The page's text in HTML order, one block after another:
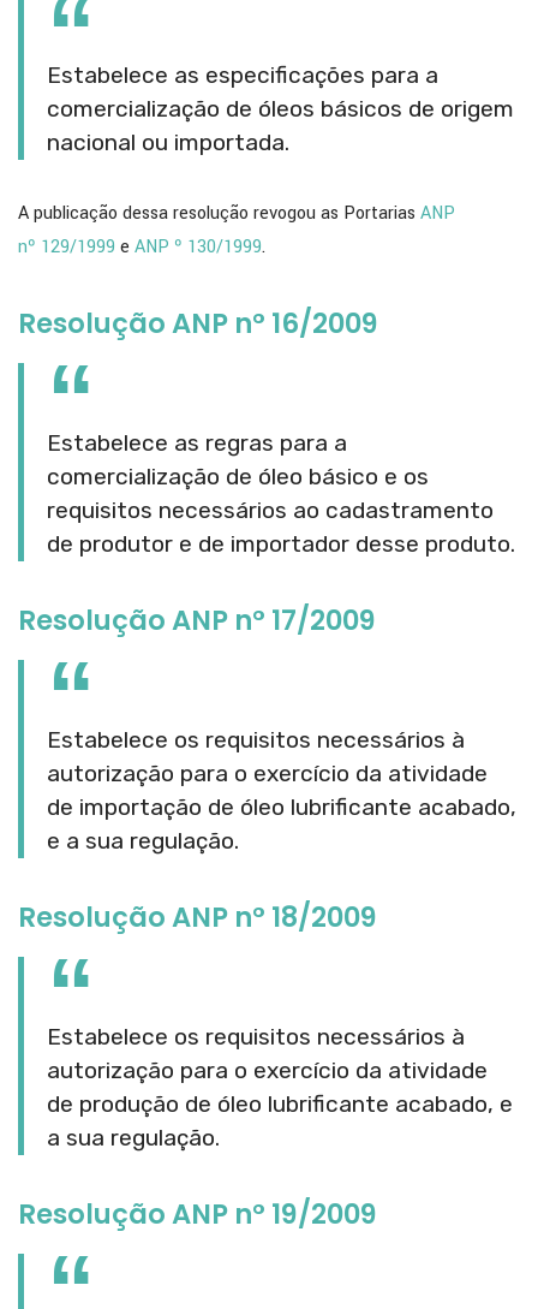
Estabelece as especificações para a
comercialização de óleos básicos de origem
nacional ou importada.
A publicação dessa resolução revogou as Portarias ANP
nº 129/1999 e ANP º 130/1999.
Resolução ANP n° 16/2009
Estabelece as regras para a
comercialização de óleo básico e os
requisitos necessários ao cadastramento
de produtor e de importador desse produto.
Resolução ANP n° 17/2009
Estabelece os requisitos necessários à
autorização para o exercício da atividade
de importação de óleo lubrificante acabado,
e a sua regulação.
Resolução ANP n° 18/2009
Estabelece os requisitos necessários à
autorização para o exercício da atividade
de produção de óleo lubrificante acabado, e
a sua regulação.
Resolução ANP n° 19/2009